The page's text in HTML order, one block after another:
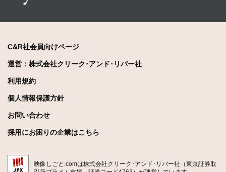
C&R社会員向けページ
運営：株式会社クリーク･アンド･リバー社
利用規約
個人情報保護方針
お問い合わせ
採用にお困りの企業はこちら
映像しごと.comは株式会社クリーク･アンド･リバー社（東京証券取